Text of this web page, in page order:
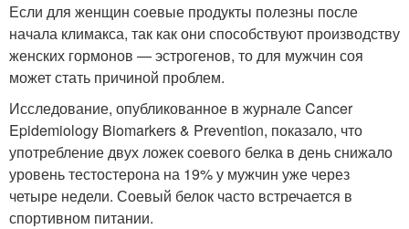
Если для женщин соевые продукты полезны после
начала климакса, так как они способствуют производству
женских гормонов — эстрогенов, то для мужчин соя
может стать причиной проблем.
Исследование, опубликованное в журнале Cancer
Epidemiology Biomarkers & Prevention, показало, что
употребление двух ложек соевого белка в день снижало
уровень тестостерона на 19% у мужчин уже через
четыре недели. Соевый белок часто встречается в
спортивном питании.